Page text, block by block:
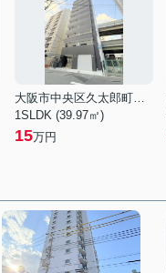
大阪市中央区久太郎町１丁目
1SLDK (39.97㎡)
15万円